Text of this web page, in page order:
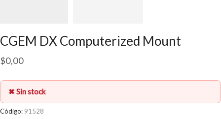
CGEM DX Computerized Mount
$0,00
✖ Sin stock
Código: 91528